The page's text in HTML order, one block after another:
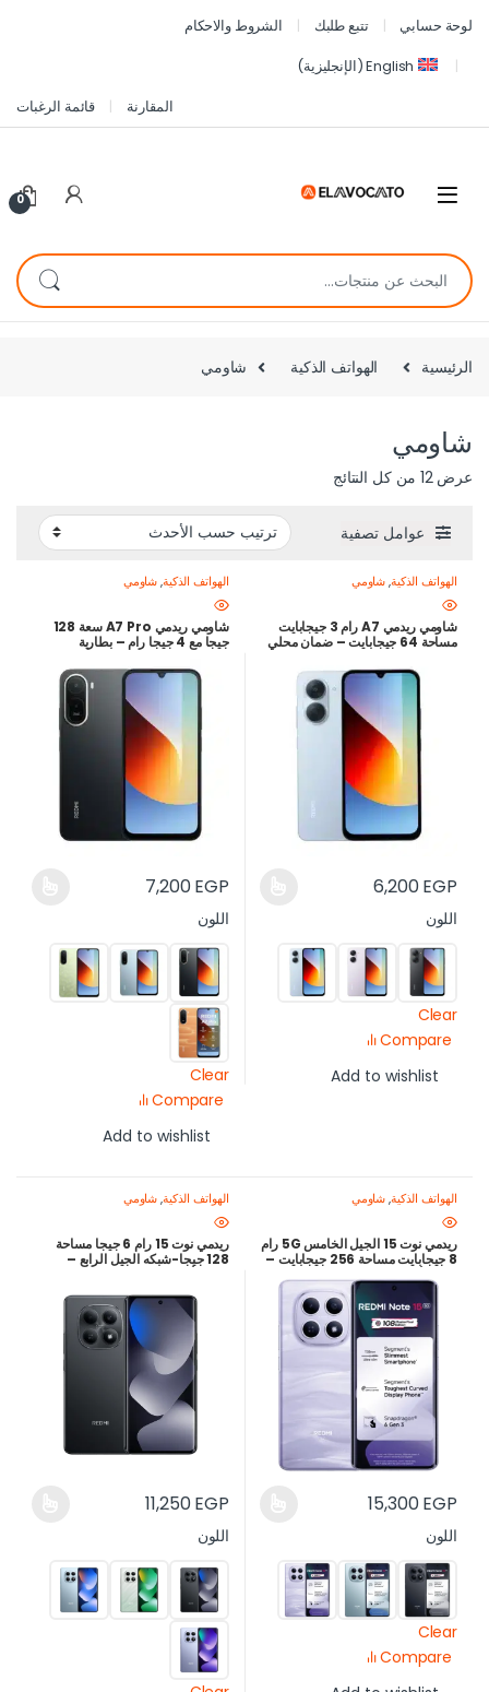
لوحة حسابي تتبع طلبك
الشروط والاحكام
English
(الإنجليزية)
المقارنة
قائمة الرغبات
0
الرئيسية الهواتف الذكية شاومي
شاومي
عرض ⁦12⁩ من كل النتائج
عوامل تصفية
الهواتف الذكية,شاومي
شاومي ريدمي A7 رام 3 جيجابايت
مساحة 64 جيجابايت – ضمان محلي
6,200EGP
اللون
Clear
Compare
Add to wishlist
الهواتف الذكية,شاومي
شاومي ريدمي A7 Pro سعة 128
جيجا مع 4 جيجا رام – بطارية
ضمان 18 شهر – أفضل سعر في
7,200EGP
اللون
Clear
Compare
Add to wishlist
الهواتف الذكية,شاومي
ريدمي نوت 15 الجيل الخامس 5G رام
8 جيجابايت مساحة 256 جيجابايت –
دراجون
15,300EGP
اللون
Clear
Compare
الهواتف الذكية,شاومي
ريدمي نوت 15 رام 6 جيجا مساحة
128 جيجا-شبكه الجيل الرابع –
11,250EGP
اللون